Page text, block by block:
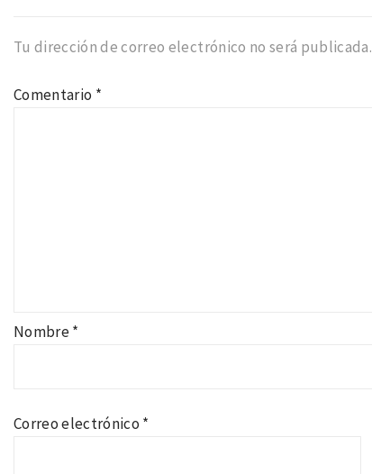
Tu dirección de correo electrónico no será publicada.
Comentario *
Nombre*
Correo electrónico *